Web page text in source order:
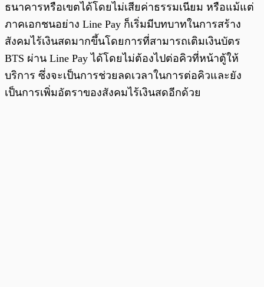
ธนาคารหรือเขตได้โดยไม่เสียค่าธรรมเนียม หรือแม้แต่
ภาคเอกชนอย่าง Line Pay ก็เริ่มมีบทบาทในการสร้าง
สังคมไร้เงินสดมากขึ้นโดยการที่สามารถเติมเงินบัตร
BTS ผ่าน Line Pay ได้โดยไม่ต้องไปต่อคิวที่หน้าตู้ให้
บริการ ซึ่งจะเป็นการช่วยลดเวลาในการต่อคิวและยัง
เป็นการเพิ่มอัตราของสังคมไร้เงินสดอีกด้วย